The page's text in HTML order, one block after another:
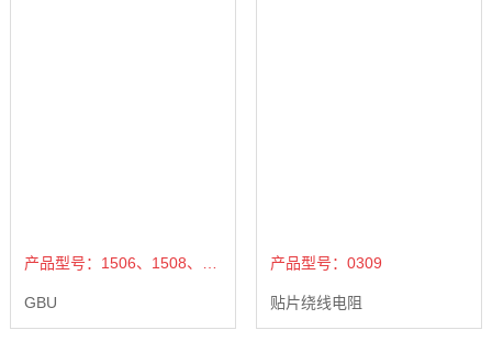
GBU
产品型号：0309
贴片绕线电阻